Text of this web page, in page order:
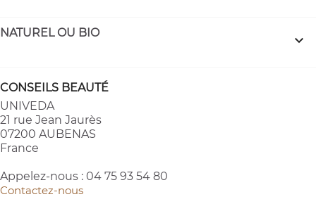
NATUREL OU BIO 
CONSEILS BEAUTÉ
UNIVEDA
21 rue Jean Jaurès
07200 AUBENAS
France
Appelez-nous : 04 75 93 54 80
Contactez-nous